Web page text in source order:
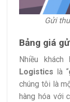
Gửi
Bảng giá
Nhiều
Logistics là “
chúng tôi là
hàng hóa với